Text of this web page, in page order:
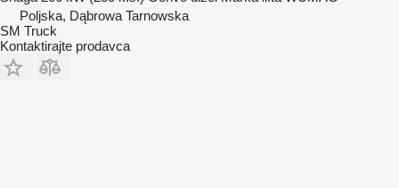
Poljska, Dąbrowa Tarnowska
SM Truck
Kontaktirajte prodavca